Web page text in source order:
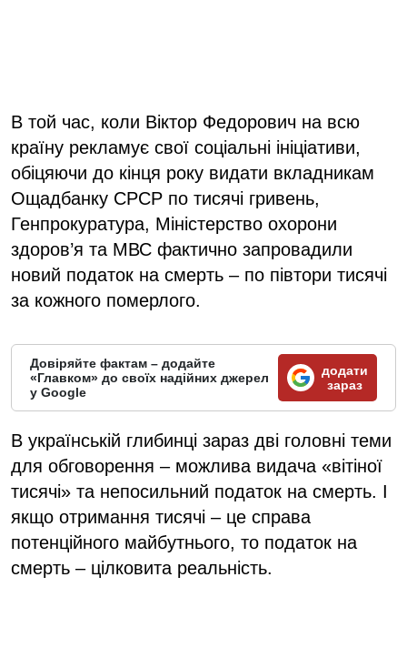
В той час, коли Віктор Федорович на всю
країну рекламує свої соціальні ініціативи,
обіцяючи до кінця року видати вкладникам
Ощадбанку СРСР по тисячі гривень,
Генпрокуратура, Міністерство охорони
здоров’я та МВС фактично запровадили
новий податок на смерть – по півтори тисячі
за кожного померлого.
Довіряйте фактам – додайте
«Главком» до своїх надійних джерел
у Google
додати
зараз
В українській глибинці зараз дві головні теми
для обговорення – можлива видача «вітіної
тисячі» та непосильний податок на смерть. І
якщо отримання тисячі – це справа
потенційного майбутнього, то податок на
смерть – цілковита реальність.